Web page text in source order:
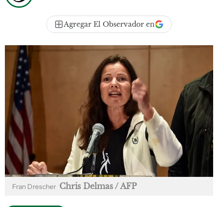
Agregar El Observador en
Fran Drescher Chris Delmas / AFP